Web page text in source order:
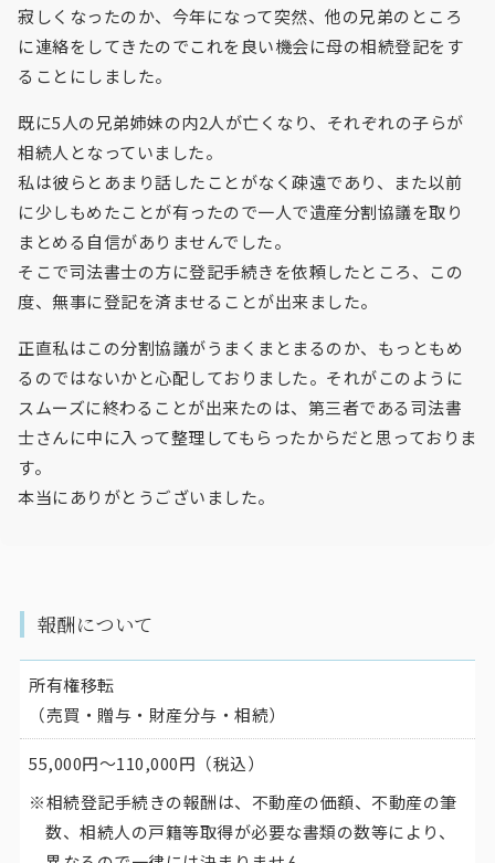
寂しくなったのか、今年になって突然、他の兄弟のところ
に連絡をしてきたのでこれを良い機会に母の相続登記をす
ることにしました。
既に5人の兄弟姉妹の内2人が亡くなり、それぞれの子らが
相続人となっていました。
私は彼らとあまり話したことがなく疎遠であり、また以前
に少しもめたことが有ったので一人で遺産分割協議を取り
まとめる自信がありませんでした。
そこで司法書士の方に登記手続きを依頼したところ、この
度、無事に登記を済ませることが出来ました。
正直私はこの分割協議がうまくまとまるのか、もっともめ
るのではないかと心配しておりました。それがこのように
スムーズに終わることが出来たのは、第三者である司法書
士さんに中に入って整理してもらったからだと思っておりま
す。
本当にありがとうございました。
報酬について
所有権移転
（売買・贈与・財産分与・相続）
55,000円〜110,000円（税込）
相続登記手続きの報酬は、不動産の価額、不動産の筆
数、相続人の戸籍等取得が必要な書類の数等により、